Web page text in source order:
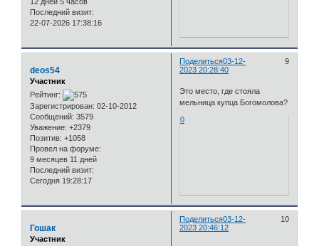
Последний визит:
22-07-2026 17:38:16
Поделиться 9
03-12-
2023 20:28:40
deos54
Участник
Рейтинг:
Зарегистрирован: 02-10-2012
Сообщений: 3579
Уважение: +2379
Позитив: +1058
Провел на форуме:
9 месяцев 11 дней
Последний визит:
Сегодня 19:28:17
Это место, где стояла
мельница купца Богомолова?
0
Поделиться 10
03-12-
2023 20:46:12
Гошак
Участник